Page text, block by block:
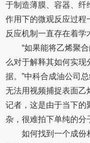
于制造薄膜、容器、纤
作用下的微观反应过程
反应机制一直存在着学
“如果能将乙烯聚
么对于解释其如何实现
据。”中科合成油公司
无法用视频捕捉表面乙
记者，这是由于当下的
杂，很难拍下单纯的分
如何找到一个成份